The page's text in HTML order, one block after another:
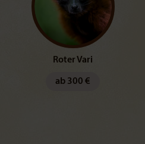
Roter Vari
ab 300 €